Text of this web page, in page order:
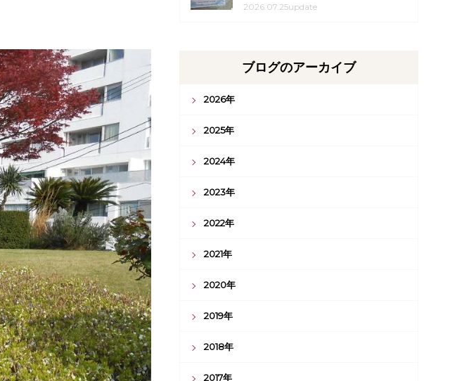
2026.07.25update
ブログのアーカイブ
2026年
2025年
2024年
2023年
2022年
2021年
2020年
2019年
2018年
2017年